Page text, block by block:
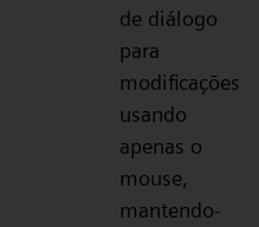
de diálogo
para
modificações
usando
apenas o
mouse,
mantendo-